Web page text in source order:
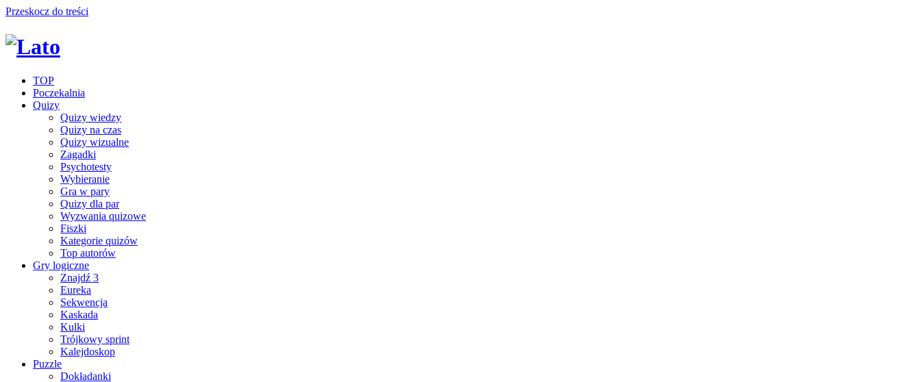
Przeskocz do treści
TOP
Poczekalnia
Quizy
Quizy wiedzy
Quizy na czas
Quizy wizualne
Zagadki
Psychotesty
Wybieranie
Gra w pary
Quizy dla par
Wyzwania quizowe
Fiszki
Kategorie quizów
Top autorów
Gry logiczne
Znajdź 3
Eureka
Sekwencja
Kaskada
Kulki
Trójkowy sprint
Kalejdoskop
Puzzle
Dokładanki